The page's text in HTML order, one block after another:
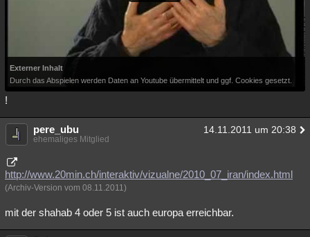
Externer Inhalt
Durch das Abspielen werden Daten an Youtube übermittelt und ggf. Cookies gesetzt.
!
pere_ubu 14.11.2011 um 20:38
ehemaliges Mitglied
http://www.20min.ch/interaktiv/vizualne/2010_07_iran/index.html
(Archiv-Version vom 08.11.2011)
mit der shahab 4 oder 5 ist auch europa erreichbar.